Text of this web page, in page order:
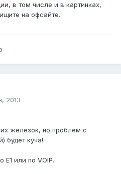
в том числе и в картинках,
на офсайте.
2013
железок, но проблем с
будет куча!
или по VOIP.